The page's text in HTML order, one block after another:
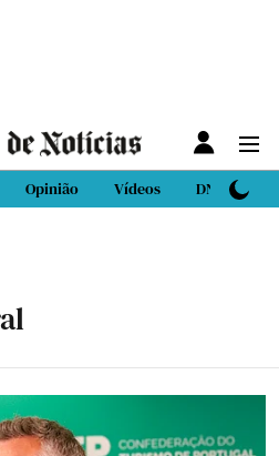
Opinião Vídeos DN Sport